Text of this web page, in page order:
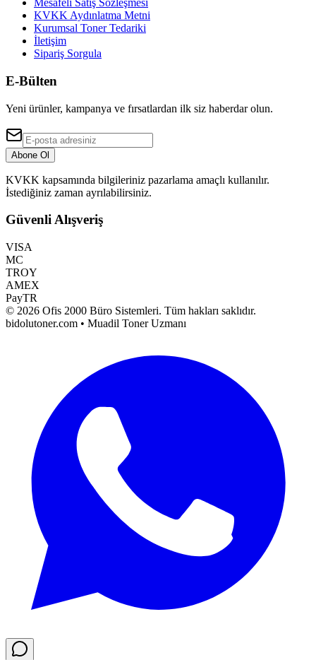
Mesafeli Satış Sözleşmesi
KVKK Aydınlatma Metni
Kurumsal Toner Tedariki
İletişim
Sipariş Sorgula
E-Bülten
Yeni ürünler, kampanya ve fırsatlardan ilk siz haberdar olun.
Abone Ol
KVKK kapsamında bilgileriniz pazarlama amaçlı kullanılır.
İstediğiniz zaman ayrılabilirsiniz.
Güvenli Alışveriş
VISA
MC
TROY
AMEX
PayTR
© 2026 Ofis 2000 Büro Sistemleri. Tüm hakları saklıdır.
bidolutoner.com • Muadil Toner Uzmanı